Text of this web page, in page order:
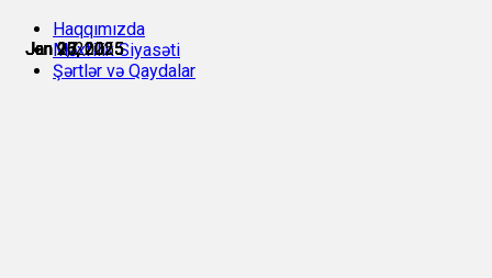
Jan 9, 2025
Jan 10, 2025
Jan 20, 2025
Jan 23, 2025
Jan 26, 2025
Jan 27, 2025
Haqqımızda
Məxfilik Siyasəti
Şərtlər və Qaydalar